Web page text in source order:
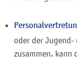
oder der
zusammen. kann